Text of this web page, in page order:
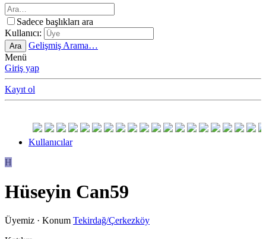
Sadece başlıkları ara
Kullanıcı:
Ara
Gelişmiş Arama…
Menü
Giriş yap
Kayıt ol
Kullanıcılar
H
Hüseyin Can59
Üyemiz · Konum Tekirdağ/Çerkezköy